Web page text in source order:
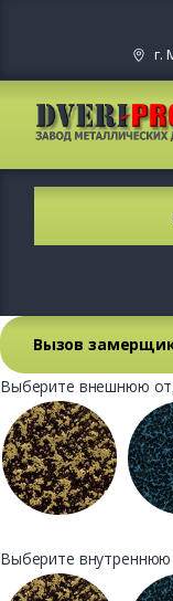
г.
Вызов
Выберите внешнюю
Выберите внутреннюю